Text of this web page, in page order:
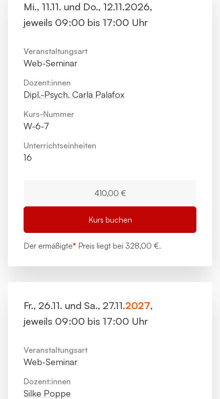
Mi., 11.11. und Do., 12.11.2026,
jeweils 09:00 bis 17:00 Uhr
Veranstaltungsart
Web-Seminar
Dozent:innen
Dipl.-Psych. Carla Palafox
Kurs-Nummer
W-6-7
Unterrichts­einheiten
16
410,00 €
Kurs buchen
Der ermäßigte* Preis liegt bei 328,00 €.
Fr., 26.11. und Sa., 27.11.2027,
jeweils 09:00 bis 17:00 Uhr
Veranstaltungsart
Web-Seminar
Dozent:innen
Silke Poppe